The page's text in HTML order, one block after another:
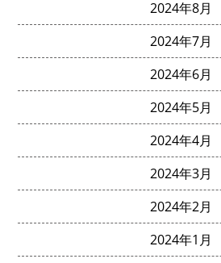
2024年8月
2024年7月
2024年6月
2024年5月
2024年4月
2024年3月
2024年2月
2024年1月